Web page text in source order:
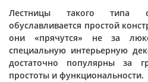
Лестницы такого типа
обуславливается простой
они «прячутся» не за
специальную интерьерную
достаточно популярны за
простоты и функциональности.